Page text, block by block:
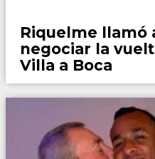
Riquelme llamó
negociar la
Villa a Boca